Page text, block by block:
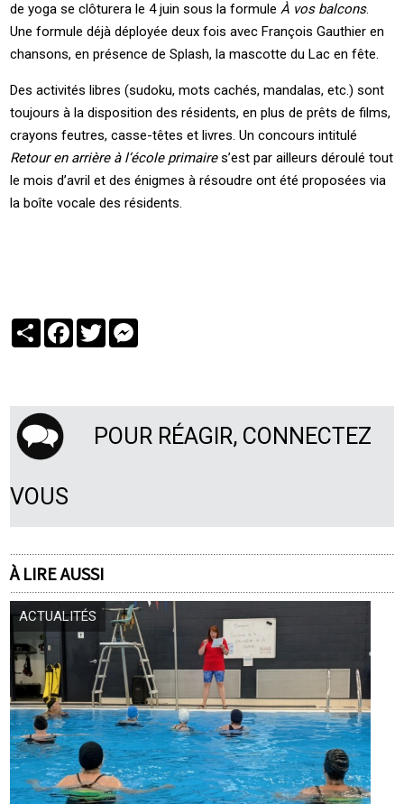
de yoga se clôturera le 4 juin sous la formuleÀ vos balcons.
Une formule déjà déployée deux fois avec François Gauthier en
chansons, en présence de Splash, la mascotte du Lac en fête.
Des activités libres (sudoku, mots cachés, mandalas, etc.) sont
toujours à la disposition des résidents, en plus de prêts de films,
crayons feutres, casse-têtes et livres. Un concours intitulé
Retour en arrière à l’école primaires’est par ailleurs déroulé tout
le mois d’avril et des énigmes à résoudre ont été proposées via
la boîte vocale des résidents.
PartagerFacebook
Twitter
POUR RÉAGIR, CONNECTEZ
VOUS
À LIRE AUSSI
ACTUALITÉS